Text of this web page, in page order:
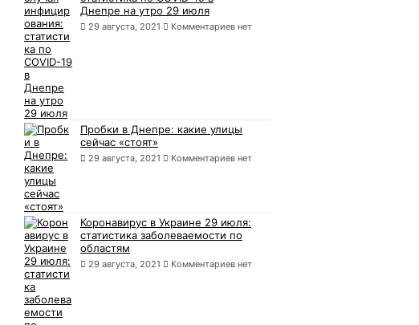
Днепре на утро 29 июля
29 августа, 2021 Комментариев нет
Пробки в Днепре: какие улицы
сейчас «стоят»
29 августа, 2021 Комментариев нет
Коронавирус в Украине 29 июля:
статистика заболеваемости по
областям
29 августа, 2021 Комментариев нет